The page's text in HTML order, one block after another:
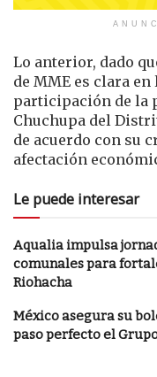
Lo anterior, dado
de MME es clara
participación de la
Chuchupa del
de acuerdo con su
afectación
Le puede interesar
Aqualia impulsa
comunales para
Riohacha
México asegura su
paso perfecto el